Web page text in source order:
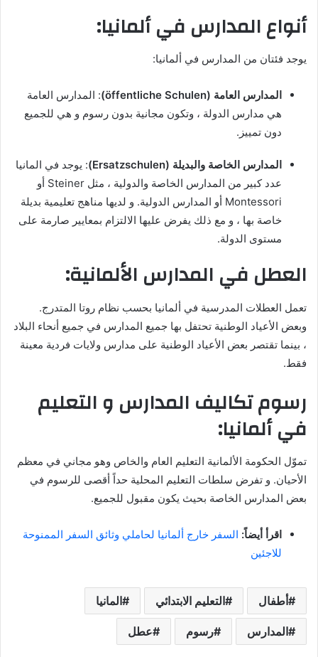
أنواع المدارس في ألمانيا:
يوجد فئتان من المدارس في ألمانيا:
المدارس العامة (öffentliche Schulen)
: المدارس العامة
هي مدارس الدولة ، وتكون مجانية بدون رسوم و هي للجميع
دون تمييز.
المدارس الخاصة والبديلة (Ersatzschulen)
: يوجد في المانيا
عدد كبير من المدارس الخاصة والدولية ، مثل Steiner أو
Montessori أو المدارس الدولية. و لديها مناهج تعليمية بديلة
خاصة بها ، و مع ذلك يفرض عليها الالتزام بمعايير صارمة على
مستوى الدولة.
العطل في المدارس الألمانية:
تعمل العطلات المدرسية في ألمانيا بحسب نظام روتا المتدرج.
وبعض الأعياد الوطنية تحتفل بها جميع المدارس في جميع أنحاء البلاد
، بينما تقتصر بعض الأعياد الوطنية على مدارس ولايات فردية معينة
فقط.
رسوم تكاليف المدارس و التعليم
في ألمانيا:
تموّل الحكومة الألمانية التعليم العام والخاص وهو مجاني في معظم
الأحيان. و تفرض سلطات التعليم المحلية حداً أقصى للرسوم في
بعض المدارس الخاصة بحيث يكون مقبول للجميع.
اقرأ أيضاً: السفر خارج ألمانيا لحاملي وثائق السفر الممنوحة
للاجئين
أطفال التعليم الابتدائي المانيا
المدارس رسوم عطل